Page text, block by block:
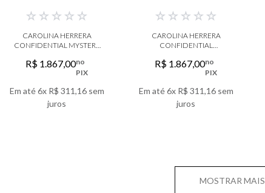
☆ ☆ ☆ ☆ ☆
CAROLINA HERRERA
CONFIDENTIAL MYSTERY
PARFUM
R$ 1 .867,00no
PIX
Em até6x R$ 311,16sem
juros
☆ ☆ ☆ ☆ ☆
CAROLINA HERRERA
CONFIDENTIAL
EAU DE PARFUM
R$ 1 .867,00no
PIX
Em até6x R$ 311,16sem
juros
MOSTRAR MAIS